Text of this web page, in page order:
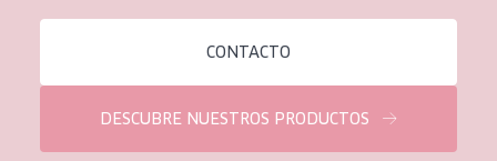
CONTACTO
DESCUBRE NUESTROS PRODUCTOS